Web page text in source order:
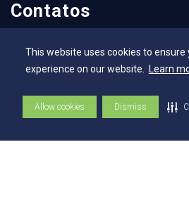
This website uses cookies to
experience on our website. Learn
Allow cookies Dismiss
Contatos
Contatos
Ouvidoria